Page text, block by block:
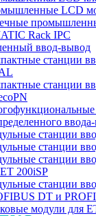
LCD
Rack IPC
ввод-вывод
станции
станции
станции
станции
станции
200iSP
станции
DT и
модули для